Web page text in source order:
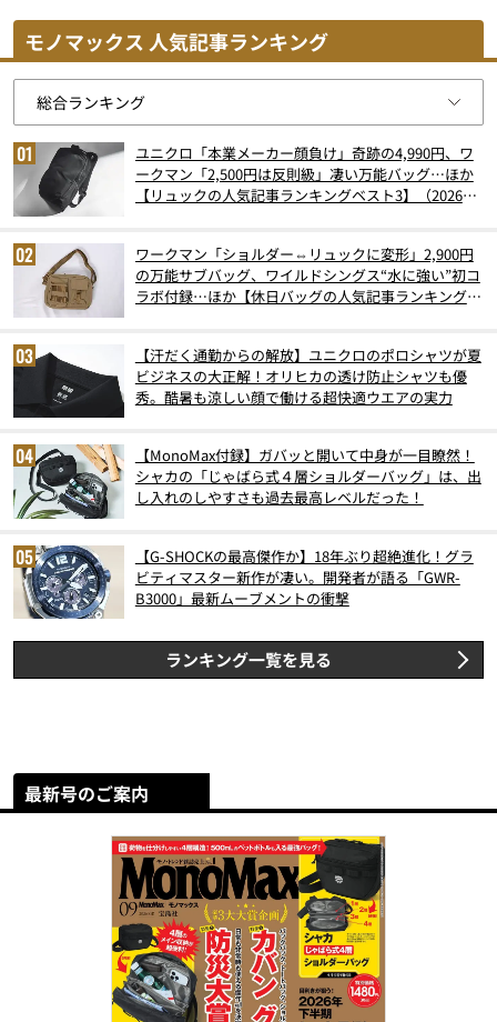
モノマックス 人気記事ランキング
ユニクロ「本業メーカー顔負け」奇跡の4,990円、ワ
ークマン「2,500円は反則級」凄い万能バッグ…ほか
【リュックの人気記事ランキングベスト3】（2026年
ワークマン「ショルダー⇔リュックに変形」2,900円
の万能サブバッグ、ワイルドシングス“水に強い”初コ
ラボ付録…ほか【休日バッグの人気記事ランキングベ
【汗だく通勤からの解放】ユニクロのポロシャツが夏
ビジネスの大正解！オリヒカの透け防止シャツも優
秀。酷暑も涼しい顔で働ける超快適ウエアの実力
【MonoMax付録】ガバッと開いて中身が一目瞭然！
シャカの「じゃばら式４層ショルダーバッグ」は、出
し入れのしやすさも過去最高レベルだった！
【G-SHOCKの最高傑作か】18年ぶり超絶進化！グラ
ビティマスター新作が凄い。開発者が語る「GWR-
B3000」最新ムーブメントの衝撃
ランキング一覧を見る
最新号のご案内